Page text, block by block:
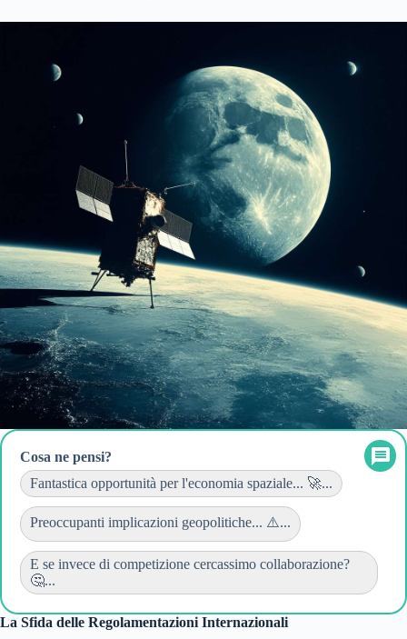
Cosa ne pensi?
Fantastica opportunità per l'economia spaziale... 🚀...
Preoccupanti implicazioni geopolitiche... ⚠️...
E se invece di competizione cercassimo collaborazione?
🤔...
La Sfida delle Regolamentazioni Internazionali